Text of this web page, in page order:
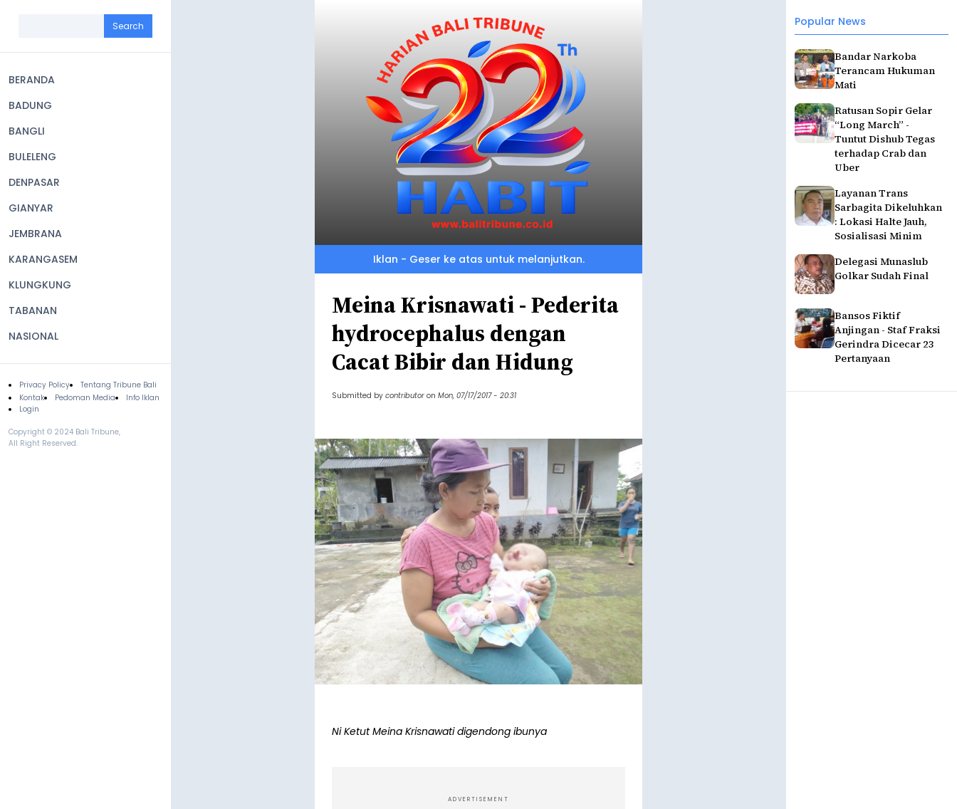
navigation
BERANDA
BADUNG
BANGLI
BULELENG
DENPASAR
GIANYAR
JEMBRANA
KARANGASEM
KLUNGKUNG
TABANAN
NASIONAL
Footer
Privacy Policy
Tentang Tribune Bali
Kontak
Pedoman Media
Info Iklan
Login
Copyright © 2024 Bali Tribune,
All Right Reserved.
Popular News
Bandar Narkoba
Terancam Hukuman
Mati
Ratusan Sopir Gelar
“Long March” -
Tuntut Dishub Tegas
terhadap Crab dan
Uber
Layanan Trans
Sarbagita Dikeluhkan
: Lokasi Halte Jauh,
Sosialisasi Minim
Delegasi Munaslub
Golkar Sudah Final
Bansos Fiktif
Anjingan - Staf Fraksi
Gerindra Dicecar 23
Pertanyaan
Iklan - Geser ke atas untuk melanjutkan.
Meina Krisnawati - Pederita
hydrocephalus dengan
Cacat Bibir dan Hidung
Submitted by contributor on Mon, 07/17/2017 - 20:31
Ni Ketut Meina Krisnawati digendong ibunya
ADVERTISEMENT